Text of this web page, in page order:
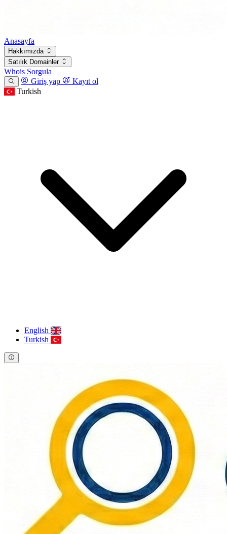
Anasayfa
Hakkımızda
Satılık Domainler
Whois Sorgula
Giriş yap
Kayıt ol
Turkish
English
Turkish